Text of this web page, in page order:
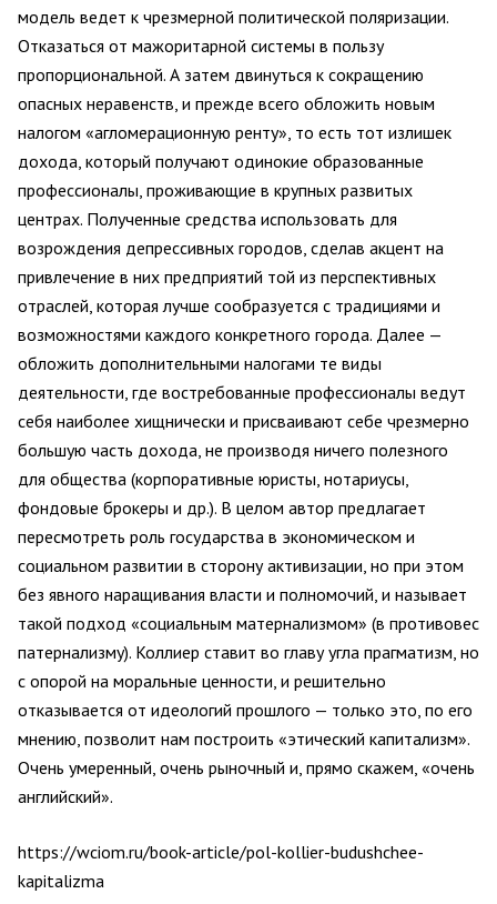
модель ведет к чрезмерной политической поляризации.
Отказаться от мажоритарной системы в пользу
пропорциональной. А затем двинуться к сокращению
опасных неравенств, и прежде всего обложить новым
налогом «агломерационную ренту», то есть тот излишек
дохода, который получают одинокие образованные
профессионалы, проживающие в крупных развитых
центрах. Полученные средства использовать для
возрождения депрессивных городов, сделав акцент на
привлечение в них предприятий той из перспективных
отраслей, которая лучше сообразуется с традициями и
возможностями каждого конкретного города. Далее —
обложить дополнительными налогами те виды
деятельности, где востребованные профессионалы ведут
себя наиболее хищнически и присваивают себе чрезмерно
большую часть дохода, не производя ничего полезного
для общества (корпоративные юристы, нотариусы,
фондовые брокеры и др.). В целом автор предлагает
пересмотреть роль государства в экономическом и
социальном развитии в сторону активизации, но при этом
без явного наращивания власти и полномочий, и называет
такой подход «социальным матернализмом» (в противовес
патернализму). Коллиер ставит во главу угла прагматизм, но
с опорой на моральные ценности, и решительно
отказывается от идеологий прошлого — только это, по его
мнению, позволит нам построить «этический капитализм».
Очень умеренный, очень рыночный и, прямо скажем, «очень
английский».
https://wciom.ru/book-article/pol-kollier-budushchee-
kapitalizma